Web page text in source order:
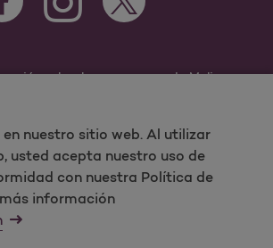
nuestro sitio web. Al utilizar
usted acepta nuestro uso de
con nuestra Política de
información
sobre los programas de Molina
y Medicare, visite
Inc. Todos los derechos
uso y
privacidad del sitio web